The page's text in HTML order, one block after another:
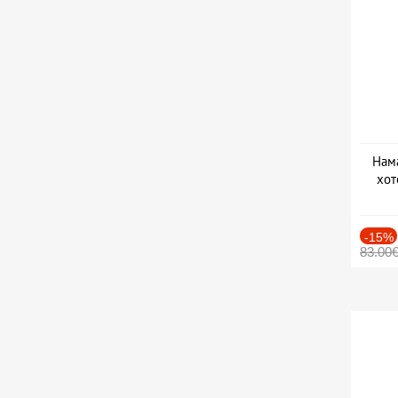
-15%
83.00€